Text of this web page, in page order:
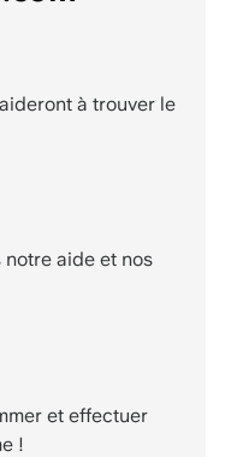
à trouver le
aide et nos
et effectuer
!